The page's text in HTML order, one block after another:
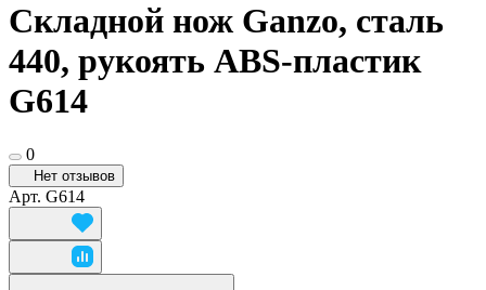
Складной нож Ganzo, сталь
440, рукоять ABS-пластик
G614
0
Нет отзывов
Арт. G614